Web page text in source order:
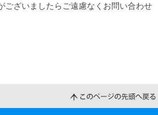
ございましたらご遠慮なくお問い合わせ